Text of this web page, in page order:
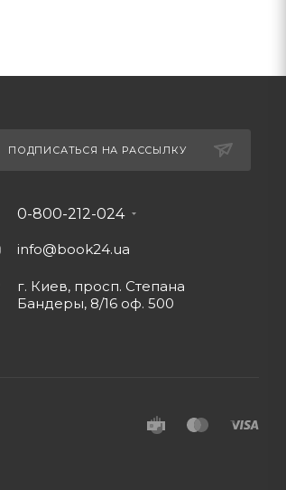
ПОДПИСАТЬСЯ НА РАССЫЛКУ
0-800-212-024
info@book24.ua
г. Киев, просп. Степана
Бандеры, 8/16 оф. 500